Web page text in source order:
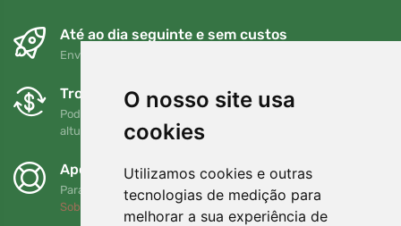
O nosso site usa
cookies
Utilizamos cookies e outras
tecnologias de medição para
melhorar a sua experiência de
Até ao dia seguinte e sem custos
Envio gratuito para encomendas superiores a 80 EUR
Trocas e devoluções gratuitas
Pode devolver ou trocar a sua encomenda em qualquer
altura no prazo de 90 dias
Apoiamos a Trees.org
Para cada encomenda plantamos uma árvore! Leia mais
Sobre nós